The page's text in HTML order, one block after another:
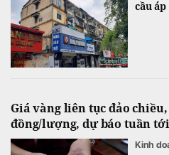
cầu
Giá vàng liên tục đảo
đồng/lượng, dự báo tuần
Kinh